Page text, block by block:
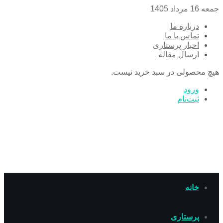
جمعه 16 مرداد 1405
درباره ما
تماس با ما
اخبار پرستاری
ارسال مقاله
هیچ محصولی در سبد خرید نیست.
ورود
ثبت‌نام
خانه
پرستاری